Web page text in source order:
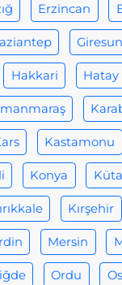
Erzincan
Giresun
Hakkari Hatay
Kastamonu
Konya
Kırşehir
Mersin
Ordu